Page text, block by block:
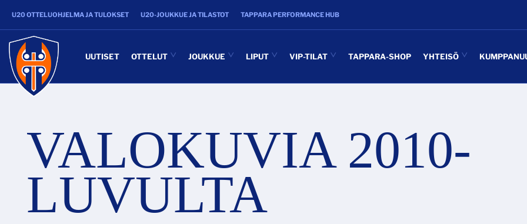
U20 OTTELUOHJELMA JA TULOKSET U20-JOUKKUE JA TILASTOT TAPPARA PERFORMANCE HUB
UUTISET OTTELUT JOUKKUE LIPUT VIP-TILAT TAPPARA-SHOP YHTEISÖ
VALOKUVIA 2010-
LUVULTA